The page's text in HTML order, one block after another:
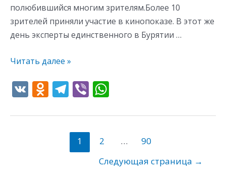
полюбившийся многим зрителям.Более 10
зрителей приняли участие в кинопоказе. В этот же
день эксперты единственного в Бурятии …
Читать далее »
V O
n
T
e
gr
a
Vi
er at
p
1 2 …
90
Следующая страница →